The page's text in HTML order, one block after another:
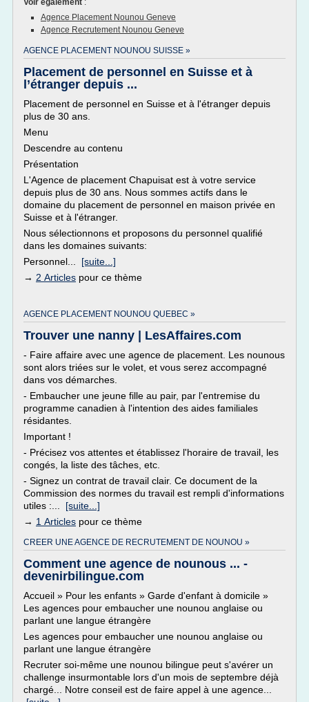
Voir également :
Agence Placement Nounou Geneve
Agence Recrutement Nounou Geneve
AGENCE PLACEMENT NOUNOU SUISSE »
Placement de personnel en Suisse et à
l’étranger depuis ...
Placement de personnel en Suisse et à l'étranger depuis
plus de 30 ans.
Menu
Descendre au contenu
Présentation
L'Agence de placement Chapuisat est à votre service
depuis plus de 30 ans. Nous sommes actifs dans le
domaine du placement de personnel en maison privée en
Suisse et à l'étranger.
Nous sélectionnons et proposons du personnel qualifié
dans les domaines suivants:
Personnel... [suite...]
→ 2 Articles pour ce thème
AGENCE PLACEMENT NOUNOU QUEBEC »
Trouver une nanny | LesAffaires.com
- Faire affaire avec une agence de placement. Les nounous
sont alors triées sur le volet, et vous serez accompagné
dans vos démarches.
- Embaucher une jeune fille au pair, par l'entremise du
programme canadien à l'intention des aides familiales
résidantes.
Important !
- Précisez vos attentes et établissez l'horaire de travail, les
congés, la liste des tâches, etc.
- Signez un contrat de travail clair. Ce document de la
Commission des normes du travail est rempli d'informations
utiles :... [suite...]
→ 1 Articles pour ce thème
CREER UNE AGENCE DE RECRUTEMENT DE NOUNOU »
Comment une agence de nounous ... -
devenirbilingue.com
Accueil » Pour les enfants » Garde d'enfant à domicile »
Les agences pour embaucher une nounou anglaise ou
parlant une langue étrangère
Les agences pour embaucher une nounou anglaise ou
parlant une langue étrangère
Recruter soi-même une nounou bilingue peut s'avérer un
challenge insurmontable lors d'un mois de septembre déjà
chargé... Notre conseil est de faire appel à une agence...